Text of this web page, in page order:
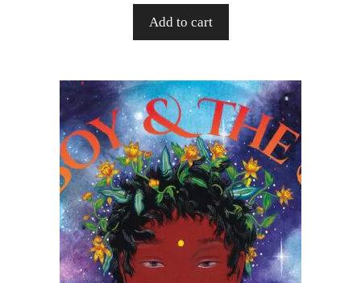
Add to cart